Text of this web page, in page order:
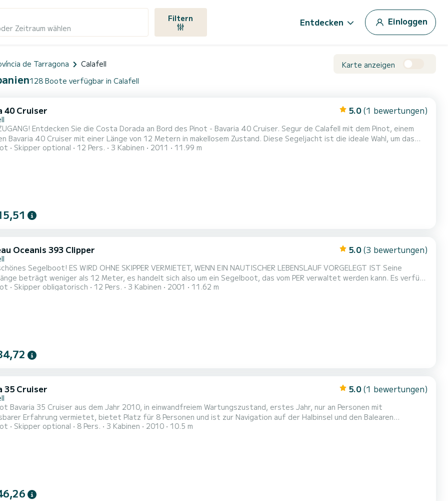
Zeitraum wählen
Filtern Entdecken Einloggen
de Tarragona Calafell Karte anzeigen
128 Boote verfügbar in Calafell
40 Cruiser 5.0 (1 bewertungen)
Entdecken Sie die Costa Dorada an Bord des Pinot - Bavaria 40 Cruiser. Segur de Calafell mit dem Pinot, einem
40 Cruiser mit einer Länge von 12 Metern in makellosem Zustand. Diese Segeljacht ist die ideale Wahl, um das
Komfort, Sicherheit und Stil zu genießen. Mit Platz für bis zu 12 Personen bietet der Pinot Platz, Leistung und Komfort.
Skipper optional 12 Pers. 3 Kabinen 2011 11.99 m
Oceanis 393 Clipper 5.0 (3 bewertungen)
Segelboot! ES WIRD OHNE SKIPPER VERMIETET, WENN EIN NAUTISCHER LEBENSLAUF VORGELEGT IST Seine
beträgt weniger als 12 Meter, es handelt sich also um ein Segelboot, das vom PER verwaltet werden kann. Es verfügt
eines davon ist eine Suite, 2 Badezimmer, ein Esszimmer und eine ausgestattete Küche. Möglichkeit, das
Skipper obligatorisch 12 Pers. 3 Kabinen 2001 11.62 m
35 Cruiser 5.0 (1 bewertungen)
Bavaria 35 Cruiser aus dem Jahr 2010, in einwandfreiem Wartungszustand, erstes Jahr, nur an Personen mit
Erfahrung vermietet, bietet Platz für 8 Personen und ist zur Navigation auf der Halbinsel und den Balearen
Kategorie A des Bootes.
Skipper optional 8 Pers. 3 Kabinen 2010 10.5 m